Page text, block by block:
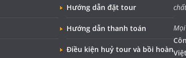
Hướng dẫn đặt tour
Hướng dẫn thanh toán
Điều kiện huỷ tour và bồi hoànViệt